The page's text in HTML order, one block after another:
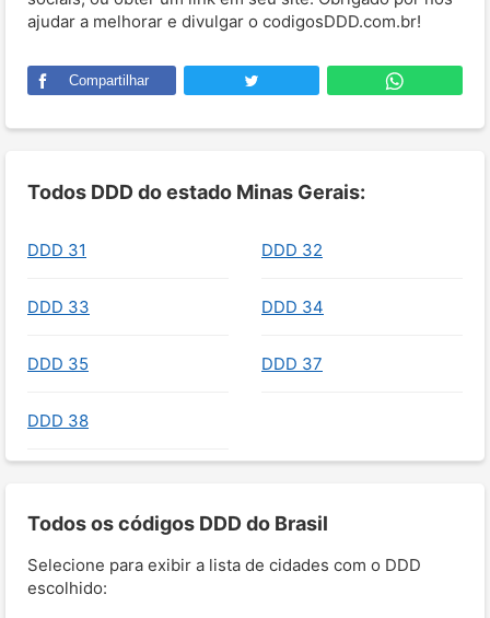
ajudar a melhorar e divulgar o codigosDDD.com.br!
Compartilhar
Todos DDD do estado Minas Gerais:
DDD 31 DDD 32
DDD 33 DDD 34
DDD 35 DDD 37
DDD 38
Todos os códigos DDD do Brasil
Selecione para exibir a lista de cidades com o DDD
escolhido: